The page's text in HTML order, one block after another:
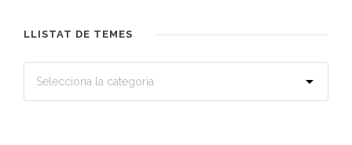
LLISTAT DE TEMES